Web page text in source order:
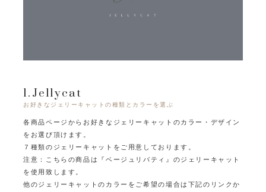
1.Jellycat
お好きなジェリーキャットの種類とカラーを選ぶ
各商品ページからお好きなジェリーキャットのカラー・デザイン
をお選び頂けます。
７種類のジェリーキャットをご用意しております。
注意：こちらの商品は『ベージュリバティ』のジェリーキャット
を使用致します。
他のジェリーキャットのカラーをご希望の場合は下記のリンクか